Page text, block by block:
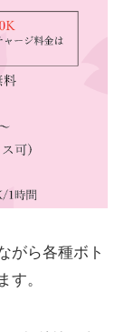
がら各種ボト
す。